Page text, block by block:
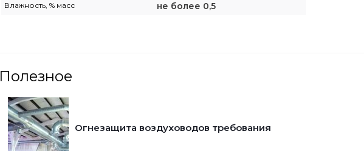
Влажность, % масс не более 0,5
Полезное
Огнезащита воздуховодов требования